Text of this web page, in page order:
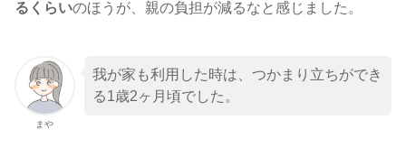
るくらいのほうが、親の負担が減るなと感じました。
まや
我が家も利用した時は、つかまり立ちができ
る1歳2ヶ月頃でした。